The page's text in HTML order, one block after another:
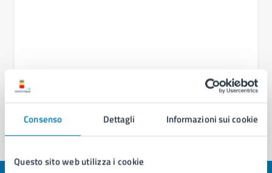
Consenso Dettagli Informazioni sui cookie
Questo sito web utilizza i cookie